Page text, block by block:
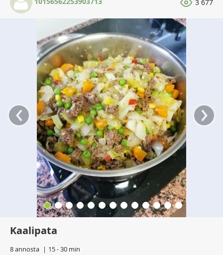
3 677
‹ ›
Kaalipata
8 annosta 15 - 30 min